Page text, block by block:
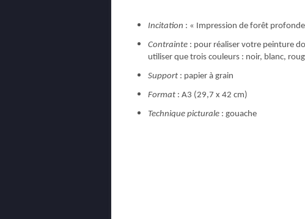
Incitation : « Impression de forêt
Contrainte : pour réaliser votre peinture
utiliser que trois couleurs : noir, blanc,
Support : papier à grain
Format : A3 (29,7 x 42 cm)
Technique picturale : gouache